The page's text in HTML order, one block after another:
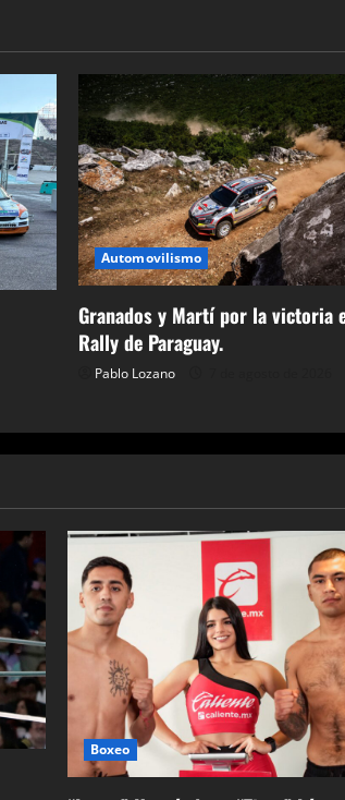
Automovilismo
Granados y Martí por la victoria
Rally de Paraguay.
Pablo Lozano
Boxeo